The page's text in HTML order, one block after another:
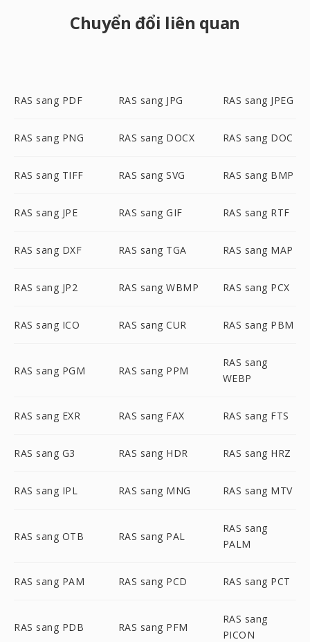
Chuyển đổi liên quan
RAS sang PDF RAS sang JPG RAS sang JPEG
RAS sang PNG RAS sang DOCX RAS sang DOC
RAS sang TIFF RAS sang SVG RAS sang BMP
RAS sang JPE RAS sang GIF RAS sang RTF
RAS sang DXF RAS sang TGA RAS sang MAP
RAS sang JP2 RAS sang WBMP RAS sang PCX
RAS sang ICO RAS sang CUR RAS sang PBM
RAS sang PGM RAS sang PPM
RAS sang
WEBP
RAS sang EXR RAS sang FAX RAS sang FTS
RAS sang G3 RAS sang HDR RAS sang HRZ
RAS sang IPL RAS sang MNG RAS sang MTV
RAS sang OTB RAS sang PAL
RAS sang
PALM
RAS sang PAM RAS sang PCD RAS sang PCT
RAS sang PDB RAS sang PFM
RAS sang
PICON